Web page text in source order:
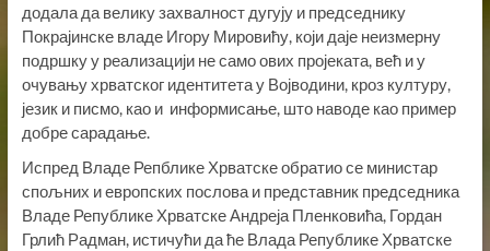
додала да велику захвалност дугују и председнику
Покрајинске владе Игору Мировићу, који даје неизмерну
подршку у реализацији не само ових пројеката, већ и у
очувању хрватског идентитета у Војводини, кроз културу,
језик и писмо, као и информисање, што наводе као пример
добре сарадање.
Испред Владе Репблике Хрватске обратио се министар
спољних и европских послова и представник председника
Владе Републике Хрватске Андреја Пленковића, Гордан
Грлић Радман, истичући да ће Влада Републике Хрватске